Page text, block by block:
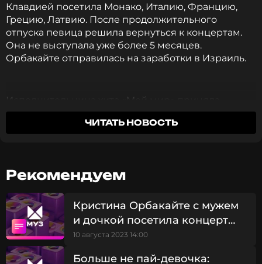
Клавдией посетила Монако, Италию, Францию,
Грецию, Латвию. После продолжительного
отпуска певица решила вернуться к концертам.
Она не выступала уже более 5 месяцев.
Орбакайте отправилась на заработки в Израиль.
Исполнительница хита «Мой мир» приняла
участие в двух больших концертах в качестве
специального гостя. Выступления прошли в
шекелей за VIP-места.
Кристина Орбакайте на концерте
Орбакайте поделилась кадрами с выступлений в
личном блоге. 52-летняя звезда вышла на сцену в
ЧИТАТЬ НОВОСТЬ
Рекомендуем
Кристина Орбакайте с мужем
и дочкой посетила концерт
Эроса Рамаззотти в Монако
10 августа 2023 14:00
Больше не пай-девочка: